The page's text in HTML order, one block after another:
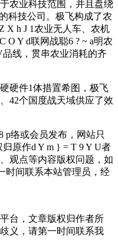
农业科技范围，并且盘绕
科技公司。 极飞构成了农
X h J 1农业无人车、农机
O Y d联网战聪6 ? ~ a明农
品线，贯串农业消耗的齐
硬件1体措置希图，极飞
42个国度战天域供应了效
p络或会员发布，网站只
归原作d Y m } = T 9 Y U者
观点等内容版权问题，如
时间联系本站管理员，经
台，文章版权归作者所
义，请第一时间联系我